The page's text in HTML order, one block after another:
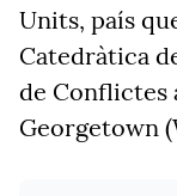
Units, país
Catedràtica
de Conflictes
Georgetown